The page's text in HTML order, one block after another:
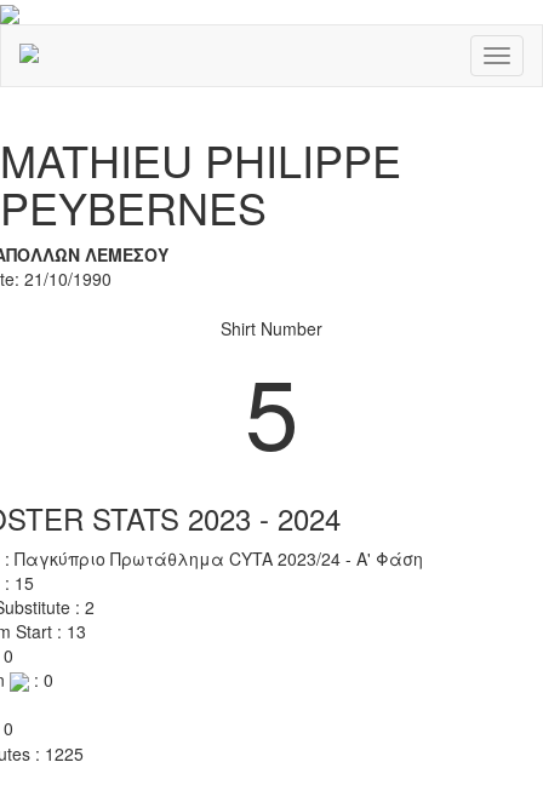
MATHIEU PHILIPPE
PEYBERNES
ΛΕΜΕΣΟΥ
21/10/1990
Shirt Number
5
STATS 2023 - 2024
: Παγκύπριο Πρωτάθλημα CYTA 2023/24 - Α' Φάση
: 15
: 2
Start : 13
: 0
: 1225